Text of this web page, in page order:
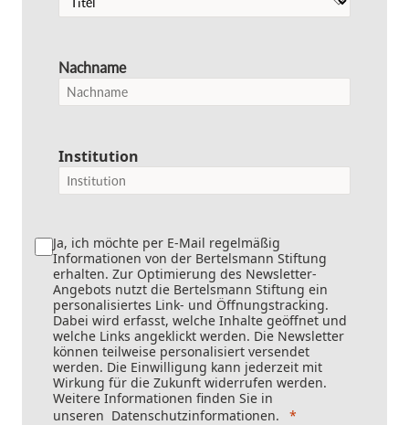
Nachname
Institution
Ja, ich möchte per E-Mail regelmäßig
Informationen von der Bertelsmann Stiftung
erhalten. Zur Optimierung des Newsletter-
Angebots nutzt die Bertelsmann Stiftung ein
personalisiertes Link- und Öffnungstracking.
Dabei wird erfasst, welche Inhalte geöffnet und
welche Links angeklickt werden. Die Newsletter
können teilweise personalisiert versendet
werden. Die Einwilligung kann jederzeit mit
Wirkung für die Zukunft widerrufen werden.
Weitere Informationen finden Sie in
unseren Datenschutzinformationen.